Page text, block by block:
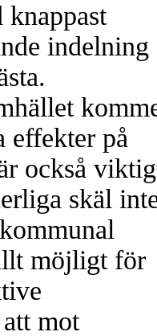
indelning
effekter på
också
skäl
möjligt för
mot